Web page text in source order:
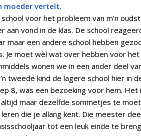
moeder vertelt.
voor het probleem van m’n
aan vond in de klas. De school
maar een andere school hebben
Je moet wèl wat over hebben voor het
wonen we in een ander deel
tweede kind de lagere school hier in
8, was een bezoeking voor hem. Het
maar dezelfde sommetjes te
die je allang kent. Die meester
tot een leuk einde te